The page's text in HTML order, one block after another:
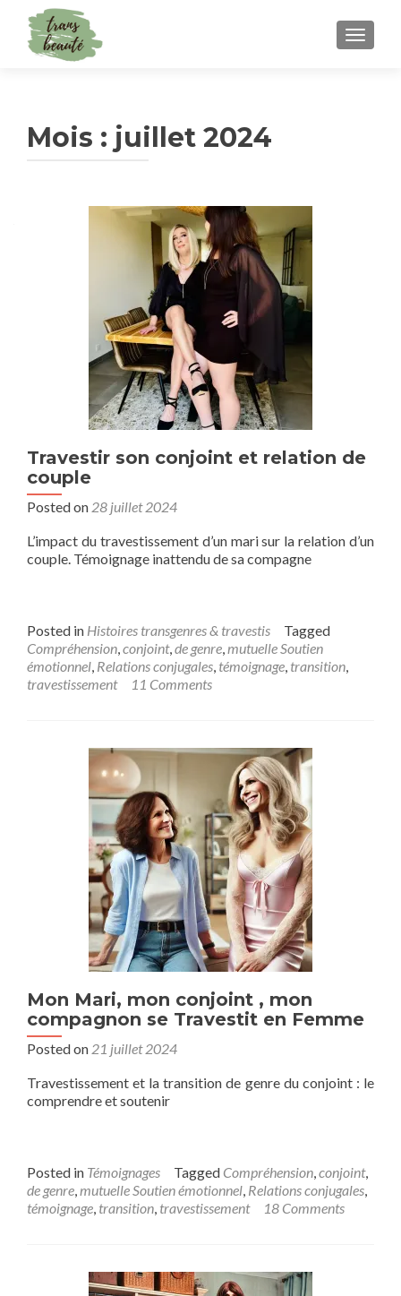
Mois : juillet 2024
Travestir son conjoint et relation de
couple
Posted on 28 juillet 2024
L’impact du travestissement d’un mari sur la relation d’un
couple. Témoignage inattendu de sa compagne
Posted in Histoires transgenres & travestis
Tagged
Compréhension,conjoint,de genre,mutuelle Soutien
émotionnel, Relations conjugales, témoignage, transition,
travestissement
11 Comments
Mon Mari, mon conjoint , mon
compagnon se Travestit en Femme
Posted on 21 juillet 2024
Travestissement et la transition de genre du conjoint : le
comprendre et soutenir
Posted in Témoignages Tagged Compréhension,conjoint,
de genre,mutuelle Soutien émotionnel, Relations conjugales,
témoignage, transition, travestissement 18 Comments